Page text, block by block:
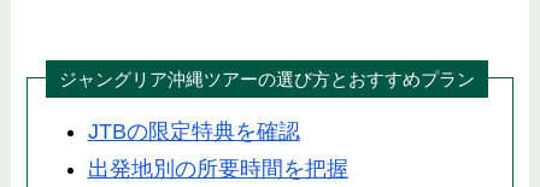
ジャングリア沖縄ツアーの選び方とおすすめプラン
JTBの限定特典を確認
出発地別の所要時間を把握